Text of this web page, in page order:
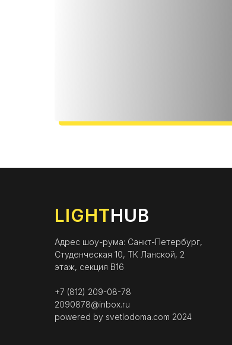
LIGHTHUB
Адрес шоу-рума: Санкт-Петербург,
Студенческая 10, ТК Ланской, 2
этаж, секция B16
+7 (812) 209-08-78
2090878@inbox.ru
powered by svetlodoma.com 2024